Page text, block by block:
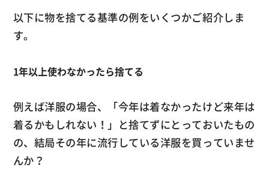
以下に物を捨てる基準の例をいくつかご紹介しま
す。
1年以上使わなかったら捨てる
例えば洋服の場合、「今年は着なかったけど来年は
着るかもしれない！」と捨てずにとっておいたもの
の、結局その年に流行している洋服を買っていませ
んか？